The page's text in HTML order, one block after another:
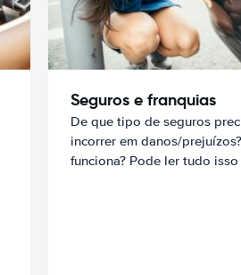
Seguros e franquias
De que tipo de seguros
incorrer em danos/
funciona? Pode ler tudo